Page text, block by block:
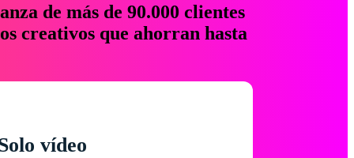
de más de 90.000 clientes
creativos que ahorran hasta
vídeo